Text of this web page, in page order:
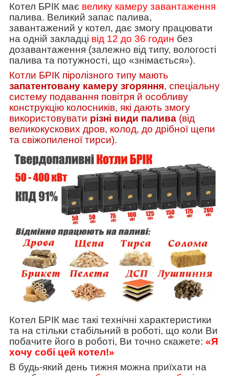
Котел БРІК має велику камеру завантаження
палива. Великий запас палива,
завантажений у котел, дає змогу працювати
на одній закладці від 12 до 36 годин без
дозавантаження (залежно від типу, вологості
палива та потужності, що «знімається»).
Котли БРІК піролізного типу мають
запатентовану камеру згоряння, спеціальну
систему подавання повітря й особливу
конструкцію колосників, які дають змогу
використовувати різні види палива (від
великокускових дров, колод, до дрібної щепи
та свіжопиленої тирси).
Котел БРІК має такі технічні характеристики
та на стільки стабільний в роботі, що коли Ви
побачите його в роботі, Ви точно скажете: «Я
хочу собі цей котел!»
В будь-який день тижня можна приїхати на